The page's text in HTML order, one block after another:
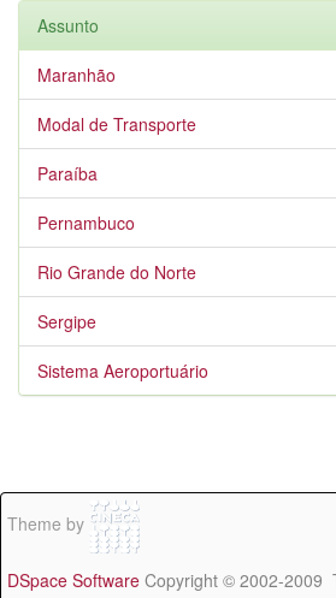
Assunto
Maranhão
Modal de Transporte
Paraíba
Pernambuco
Rio Grande do Norte
Sergipe
Sistema Aeroportuário
Theme by
DSpace Software Copyright © 2002-2009